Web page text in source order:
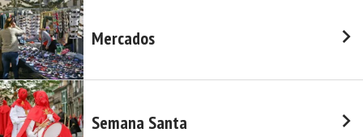
Mercados
Semana Santa